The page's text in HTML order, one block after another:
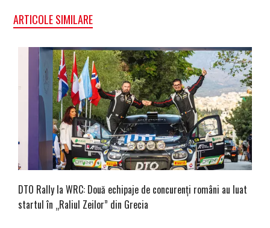
ARTICOLE SIMILARE
DTO Rally la WRC: Două echipaje de concurenți români au luat
startul în „Raliul Zeilor” din Grecia